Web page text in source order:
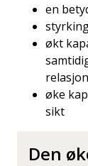
en
økt
øke
sikt
Den